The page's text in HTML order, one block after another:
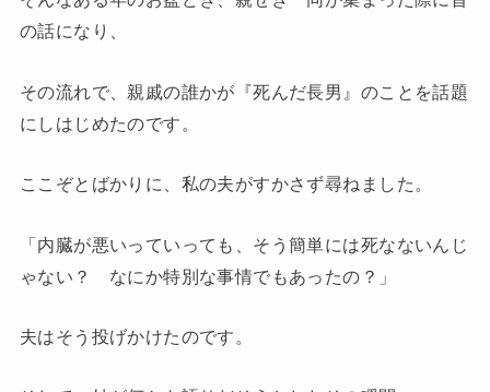
の話になり、
その流れで、親戚の誰かが『死んだ長男』のことを話題
にしはじめたのです。
ここぞとばかりに、私の夫がすかさず尋ねました。
「内臓が悪いっていっても、そう簡単には死なないんじ
ゃない？ なにか特別な事情でもあったの？」
夫はそう投げかけたのです。